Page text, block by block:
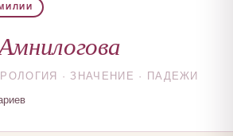
· ЗНАЧЕНИЕ · ПАДЕЖИ